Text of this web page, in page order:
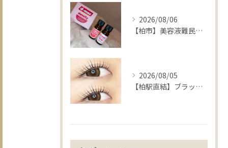
2026/08/06
【柏市】美容液難民に朗報💡まつ毛の土台から整えるケア👀✨
2026/08/05
【柏駅直結】ブラックティントパーマの推しポイント🐦‍⬛🖤